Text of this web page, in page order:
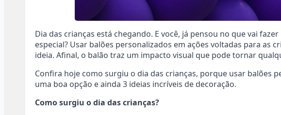
Dia das crianças está chegando. E você, já pensou no que vai
especial? Usar balões personalizados em ações voltadas para as
ideia. Afinal, o balão traz um impacto visual que pode tornar
Confira hoje como surgiu o dia das crianças, porque usar balões
uma boa opção e ainda 3 ideias incríveis de decoração.
Como surgiu o dia das crianças?